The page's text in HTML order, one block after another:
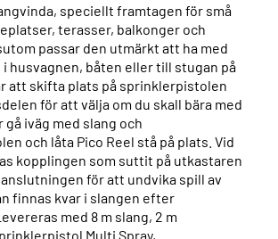
speciellt framtagen för små
terasser, balkonger och
passar den utmärkt att ha med
husvagnen, båten eller till stugan på
att skifta plats på sprinklerpistolen
för att välja om du skall bära med
gå iväg med slang och
och låta Pico Reel stå på plats. Vid
kopplingen som suttit på utkastaren
för att undvika spill av
finnas kvar i slangen efter
med 8 m slang, 2 m
Multi Spray,